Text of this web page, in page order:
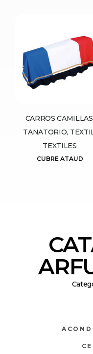
CARROS
TANATORIO,
TEXTILES
CUBRE ATAUD